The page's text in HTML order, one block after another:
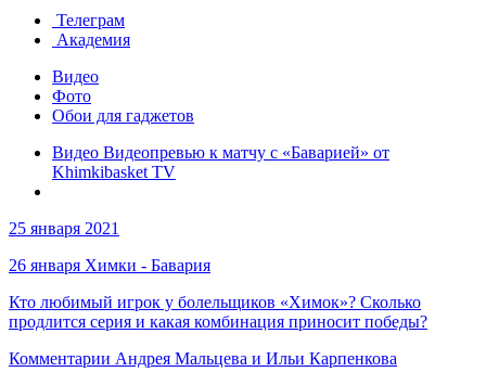
Телеграм
Академия
Видео
Фото
Обои для гаджетов
Видео Видеопревью к матчу с «Баварией» от
Khimkibasket TV
25 января 2021
26 января Химки - Бавария
Кто любимый игрок у болельщиков «Химок»? Сколько
продлится серия и какая комбинация приносит победы?
Комментарии Андрея Мальцева и Ильи Карпенкова